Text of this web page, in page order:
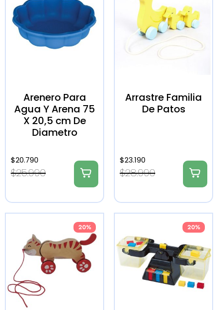
Arenero Para
Agua Y Arena 75
X 20,5 cm De
Diametro
$25.990
$20.790
Arrastre Familia
De Patos
$28.990
$23.190
20% 20%